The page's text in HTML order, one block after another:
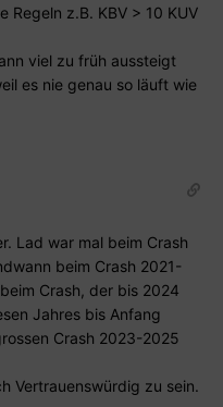
Regeln z.B. KBV > 10 KUV
viel zu früh aussteigt
es nie genau so läuft wie
Lad war mal beim Crash
beim Crash 2021-
Crash, der bis 2024
Jahres bis Anfang
Crash 2023-2025
Vertrauenswürdig zu sein.